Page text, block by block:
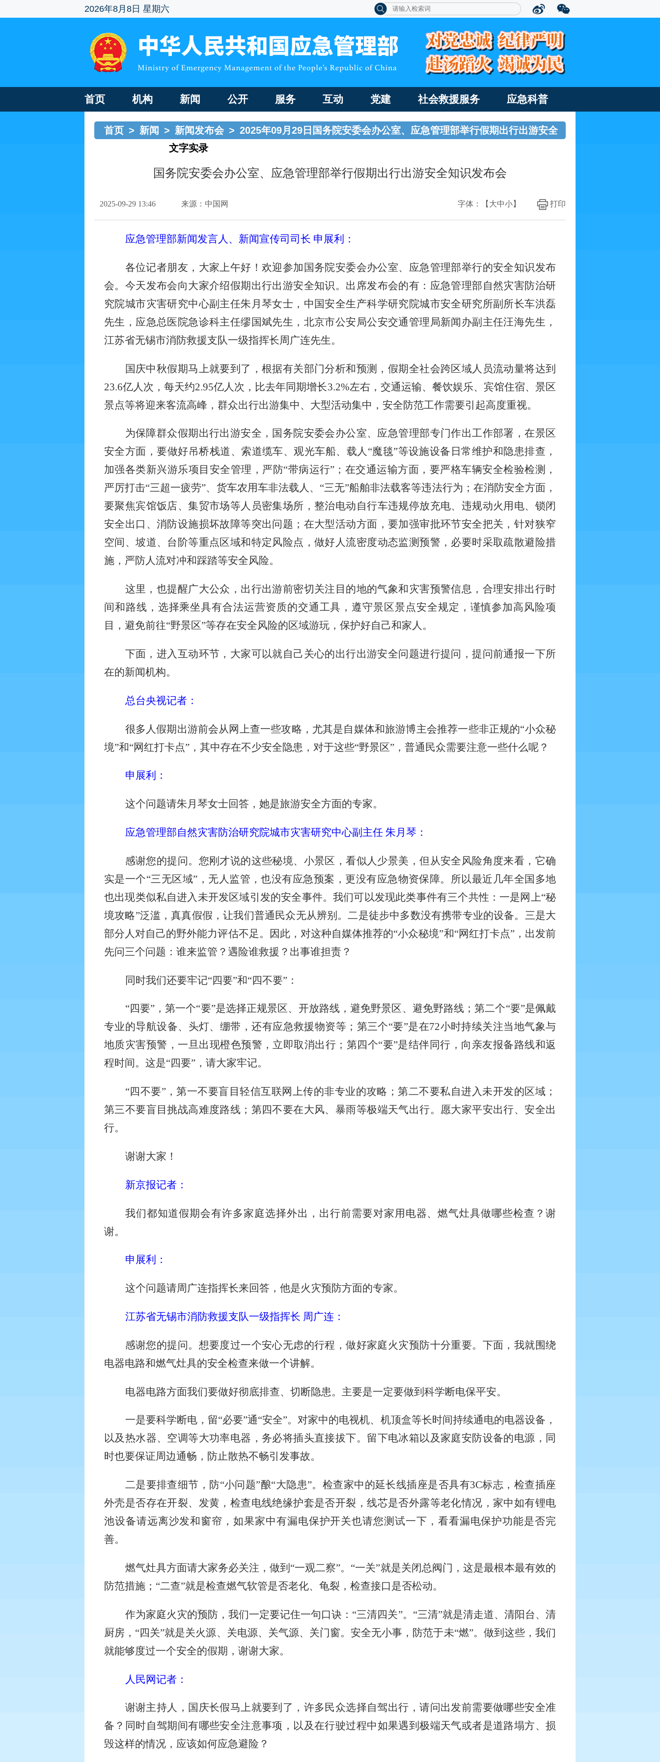
2026年8月8日 星期六
首页 机构 新闻 公开 服务 互动 党建 社会救援服务 应急科普
首页 > 新闻 > 新闻发布会 > 2025年09月29日国务院安委会办公室、应急管理部举行假期出行出游安全
文字实录
国务院安委会办公室、应急管理部举行假期出行出游安全知识发布会
2025-09-29 13:46 来源：中国网 打印
字体：【 大中小】
应急管理部新闻发言人、新闻宣传司司长 申展利：
各位记者朋友，大家上午好！欢迎参加国务院安委会办公室、应急管理部举行的安全知识发布
会。今天发布会向大家介绍假期出行出游安全知识。出席发布会的有：应急管理部自然灾害防治研
究院城市灾害研究中心副主任朱月琴女士，中国安全生产科学研究院城市安全研究所副所长车洪磊
先生，应急总医院急诊科主任缪国斌先生，北京市公安局公安交通管理局新闻办副主任汪海先生，
江苏省无锡市消防救援支队一级指挥长周广连先生。
国庆中秋假期马上就要到了，根据有关部门分析和预测，假期全社会跨区域人员流动量将达到
23.6亿人次，每天约2.95亿人次，比去年同期增长3.2%左右，交通运输、餐饮娱乐、宾馆住宿、景区
景点等将迎来客流高峰，群众出行出游集中、大型活动集中，安全防范工作需要引起高度重视。
为保障群众假期出行出游安全，国务院安委会办公室、应急管理部专门作出工作部署，在景区
安全方面，要做好吊桥栈道、索道缆车、观光车船、载人 “魔毯”等设施设备日常维护和隐患排查，
加强各类新兴游乐项目安全管理，严防“带病运行”；在交通运输方面，要严格车辆安全检验检测，
严厉打击“三超一疲劳”、货车农用车非法载人、“三无”船舶非法载客等违法行为；在消防安全方面，
要聚焦宾馆饭店、集贸市场等人员密集场所，整治电动自行车违规停放充电、违规动火用电、锁闭
安全出口、消防设施损坏故障等突出问题；在大型活动方面，要加强审批环节安全把关，针对狭窄
空间、坡道、台阶等重点区域和特定风险点，做好人流密度动态监测预警，必要时采取疏散避险措
施，严防人流对冲和踩踏等安全风险。
这里，也提醒广大公众，出行出游前密切关注目的地的气象和灾害预警信息，合理安排出行时
间和路线，选择乘坐具有合法运营资质的交通工具，遵守景区景点安全规定，谨慎参加高风险项
目，避免前往“野景区”等存在安全风险的区域游玩，保护好自己和家人。
下面，进入互动环节，大家可以就自己关心的出行出游安全问题进行提问，提问前通报一下所
在的新闻机构。
总台央视记者：
很多人假期出游前会从网上查一些攻略，尤其是自媒体和旅游博主会推荐一些非正规的“小众秘
境”和“网红打卡点”，其中存在不少安全隐患，对于这些“野景区”，普通民众需要注意一些什么呢？
申展利：
这个问题请朱月琴女士回答，她是旅游安全方面的专家。
应急管理部自然灾害防治研究院城市灾害研究中心副主任 朱月琴：
感谢您的提问。您刚才说的这些秘境、小景区，看似人少景美，但从安全风险角度来看，它确
实是一个“三无区域”，无人监管，也没有应急预案，更没有应急物资保障。所以最近几年全国多地
也出现类似私自进入未开发区域引发的安全事件。我们可以发现此类事件有三个共性：一是网上“秘
境攻略”泛滥，真真假假，让我们普通民众无从辨别。二是徒步中多数没有携带专业的设备。三是大
部分人对自己的野外能力评估不足。因此，对这种自媒体推荐的“小众秘境”和“网红打卡点”，出发前
先问三个问题：谁来监管？遇险谁救援？出事谁担责？
同时我们还要牢记“四要”和“四不要”：
“四要”，第一个“要”是选择正规景区、开放路线，避免野景区、避免野路线；第二个“要”是佩戴
专业的导航设备、头灯、绷带，还有应急救援物资等；第三个“要”是在72小时持续关注当地气象与
地质灾害预警，一旦出现橙色预警，立即取消出行；第四个“要”是结伴同行，向亲友报备路线和返
程时间。这是“四要”，请大家牢记。
“四不要”，第一不要盲目轻信互联网上传的非专业的攻略；第二不要私自进入未开发的区域；
第三不要盲目挑战高难度路线；第四不要在大风、暴雨等极端天气出行。愿大家平安出行、安全出
行。
谢谢大家！
新京报记者：
我们都知道假期会有许多家庭选择外出，出行前需要对家用电器、燃气灶具做哪些检查？谢
谢。
申展利：
这个问题请周广连指挥长来回答，他是火灾预防方面的专家。
江苏省无锡市消防救援支队一级指挥长 周广连：
感谢您的提问。想要度过一个安心无虑的行程，做好家庭火灾预防十分重要。下面，我就围绕
电器电路和燃气灶具的安全检查来做一个讲解。
电器电路方面我们要做好彻底排查、切断隐患。主要是一定要做到科学断电保平安。
一是要科学断电，留“必要”通“安全”。对家中的电视机、机顶盒等长时间持续通电的电器设备，
以及热水器、空调等大功率电器，务必将插头直接拔下。留下电冰箱以及家庭安防设备的电源，同
时也要保证周边通畅，防止散热不畅引发事故。
二是要排查细节，防“小问题”酿“大隐患”。检查家中的延长线插座是否具有3C标志，检查插座
外壳是否存在开裂、发黄，检查电线绝缘护套是否开裂，线芯是否外露等老化情况，家中如有锂电
池设备请远离沙发和窗帘，如果家中有漏电保护开关也请您测试一下，看看漏电保护功能是否完
善。
燃气灶具方面请大家务必关注，做到 “一观二察”。“一关”就是关闭总阀门，这是最根本最有效的
防范措施；“二查”就是检查燃气软管是否老化、龟裂，检查接口是否松动。
作为家庭火灾的预防，我们一定要记住一句口诀： “三清四关”。“三清”就是清走道、清阳台、清
厨房，“四关”就是关火源、关电源、关气源、关门窗。安全无小事，防范于未“燃”。做到这些，我们
就能够度过一个安全的假期，谢谢大家。
人民网记者：
谢谢主持人，国庆长假马上就要到了，许多民众选择自驾出行，请问出发前需要做哪些安全准
备？同时自驾期间有哪些安全注意事项，以及在行驶过程中如果遇到极端天气或者是道路塌方、损
毁这样的情况，应该如何应急避险？